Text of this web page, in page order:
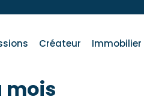
Créateur Immobilier
mois